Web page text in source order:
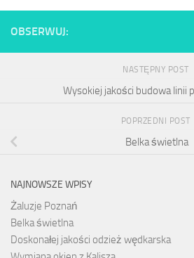
OBSERWUJ:
NASTĘPNY POST
Wysokiej jakości budowa linii
POPRZEDNI POST
Belka świetlna
NAJNOWSZE WPISY
Żaluzje Poznań
Belka świetlna
Doskonałej jakości odzież wędkarska